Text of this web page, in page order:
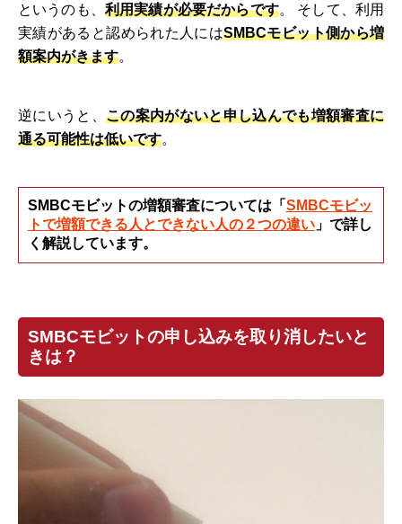
というのも、 利用実績が必要だからです。 そして、利用
実績があると認められた人にはSMBCモビット側から増
額案内がきます。
逆にいうと、 この案内がないと申し込んでも増額審査に
通る可能性は低いです。
SMBCモビットの増額審査については「 SMBCモビッ
トで増額できる人とできない人の２つの違い 」で詳し
く解説しています。
SMBCモビットの申し込みを取り消したいと
きは？